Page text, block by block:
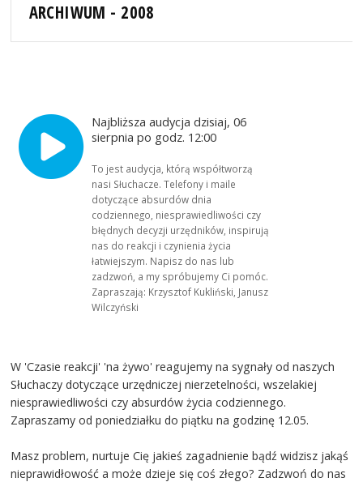
ARCHIWUM - 2008
Najbliższa audycja dzisiaj, 06
sierpnia po godz. 12:00
To jest audycja, którą współtworzą
nasi Słuchacze. Telefony i maile
dotyczące absurdów dnia
codziennego, niesprawiedliwości czy
błędnych decyzji urzędników, inspirują
nas do reakcji i czynienia życia
łatwiejszym. Napisz do nas lub
zadzwoń, a my spróbujemy Ci pomóc.
Zapraszają: Krzysztof Kukliński, Janusz
Wilczyński
W 'Czasie reakcji' 'na żywo' reagujemy na sygnały od naszych
Słuchaczy dotyczące urzędniczej nierzetelności, wszelakiej
niesprawiedliwości czy absurdów życia codziennego.
Zapraszamy od poniedziałku do piątku na godzinę 12.05.
Masz problem, nurtuje Cię jakieś zagadnienie bądź widzisz jakąś
nieprawidłowość a może dzieje się coś złego? Zadzwoń do nas